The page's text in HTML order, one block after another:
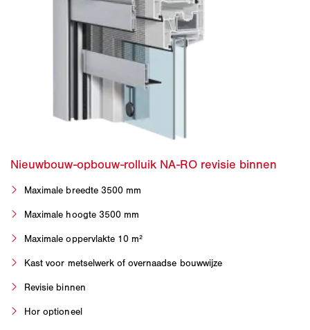
Maximale breedte 3500 mm
Maximale hoogte 3500 mm
Maximale oppervlakte 10 m²
Kast voor metselwerk of overnaadse bouwwijze
Revisie binnen
Hor optioneel